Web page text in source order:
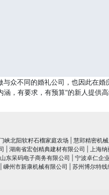
众不同的婚礼公司，也因此在
，有要求，有预算”的新人提供高
峡北阳软籽石榴家庭农场 慧郢精密机
湖南省宏创精典建材有限公司 上海纳
山东呆码电子商务有限公司 宁波卓仁企
嵊州市新康机械有限公司 苏州博尔特线